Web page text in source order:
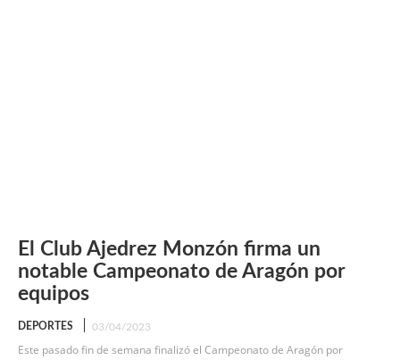
El Club Ajedrez Monzón firma un
notable Campeonato de Aragón por
equipos
DEPORTES 03/04/2023
Este pasado fin de semana finalizó el Campeonato de Aragón por